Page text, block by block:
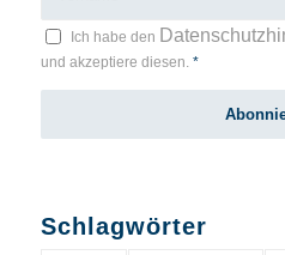
Ich habe den
und akzeptiere diesen. *
Schlagwörter